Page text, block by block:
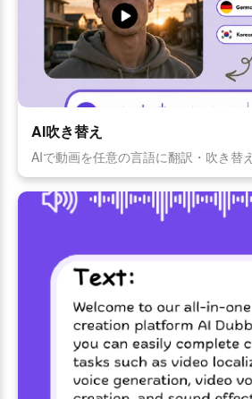
AI吹き替え
AIで動画を任意の言語に翻訳・吹き替え